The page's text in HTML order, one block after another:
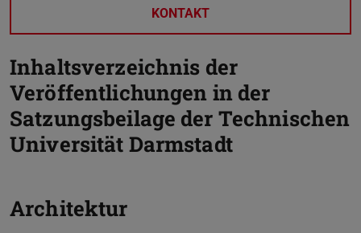
KONTAKT
Inhaltsverzeichnis der
Veröffentlichungen in der
Satzungsbeilage der Technischen
Universität Darmstadt
Architektur